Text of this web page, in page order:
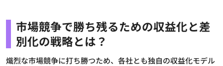
市場競争で勝ち残るための収益化と差
別化の戦略とは？
熾烈な市場競争に打ち勝つため、各社とも独自の収益化モデル